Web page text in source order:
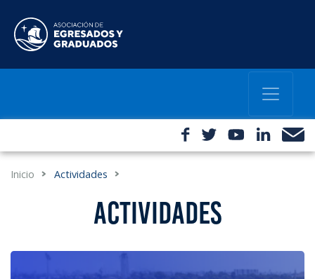
Inicio Actividades
ACTIVIDADES